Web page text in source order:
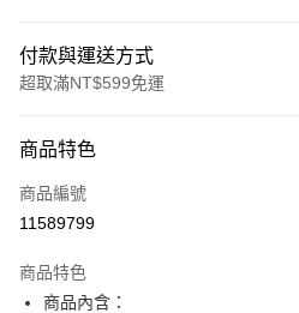
付款與運送方式
超取滿NT$599免運
信用卡一次付款
超商取貨付款
Apple Pay
商品特色
商品編號
11589799
商品特色
商品內含：